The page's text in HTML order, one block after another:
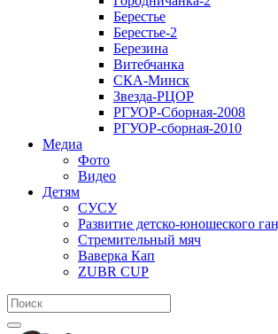
Берестье
Берестье-2
Березина
Витебчанка
СКА-Минск
Звезда-РЦОР
РГУОР-Сборная-2008
РГУОР-сборная-2010
Медиа
Фото
Видео
Детям
СУСУ
Развитие детско-юношеского
Стремительный мяч
Ваверка Кап
ZUBR CUP